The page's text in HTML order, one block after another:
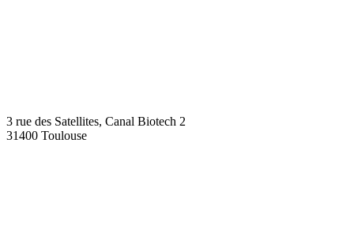
3 rue des Satellites, Canal Biotech 2
31400 Toulouse